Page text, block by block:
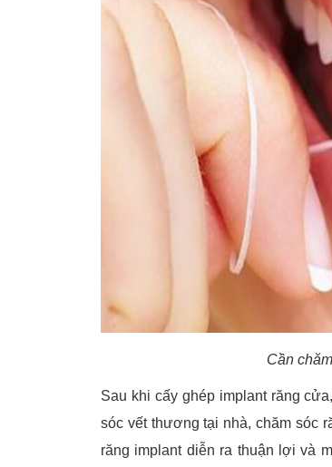
Cần
Sau khi cấy ghép implant răng
sóc vết thương tại nhà, chăm sóc
răng implant diễn ra thuận lợi và